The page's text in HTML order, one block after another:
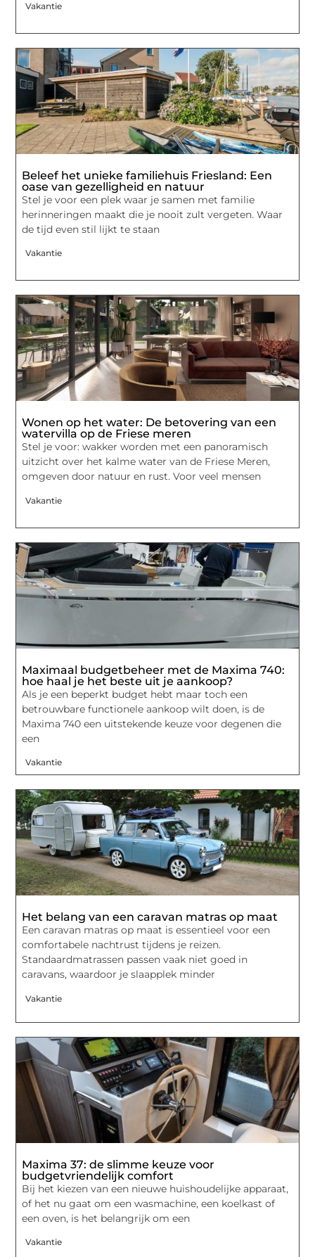
Vakantie
Beleef het unieke familiehuis Friesland: Een
oase van gezelligheid en natuur
Stel je voor een plek waar je samen met familie
herinneringen maakt die je nooit zult vergeten. Waar
de tijd even stil lijkt te staan
Vakantie
Wonen op het water: De betovering van een
watervilla op de Friese meren
Stel je voor: wakker worden met een panoramisch
uitzicht over het kalme water van de Friese Meren,
omgeven door natuur en rust. Voor veel mensen
Vakantie
Maximaal budgetbeheer met de Maxima 740:
hoe haal je het beste uit je aankoop?
Als je een beperkt budget hebt maar toch een
betrouwbare functionele aankoop wilt doen, is de
Maxima 740 een uitstekende keuze voor degenen die
een
Vakantie
Het belang van een caravan matras op maat
Een caravan matras op maat is essentieel voor een
comfortabele nachtrust tijdens je reizen.
Standaardmatrassen passen vaak niet goed in
caravans, waardoor je slaapplek minder
Vakantie
Maxima 37: de slimme keuze voor
budgetvriendelijk comfort
Bij het kiezen van een nieuwe huishoudelijke apparaat,
of het nu gaat om een wasmachine, een koelkast of
een oven, is het belangrijk om een
Vakantie